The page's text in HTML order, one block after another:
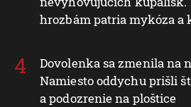
hrozbám patria mykóza a
Dovolenka sa zmenila na
Namiesto oddychu prišli
a podozrenie na ploštice